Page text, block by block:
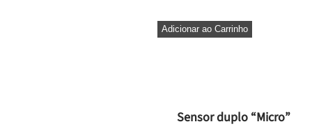
Adicionar ao Carrinho
Sensor duplo “Micro”